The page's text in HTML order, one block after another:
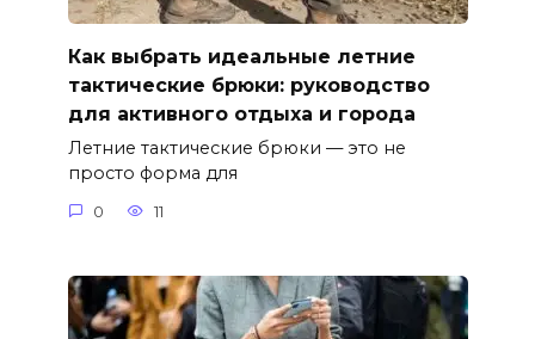
Как выбрать идеальные летние
тактические брюки: руководство
для активного отдыха и города
Летние тактические брюки — это не
просто форма для
0 11